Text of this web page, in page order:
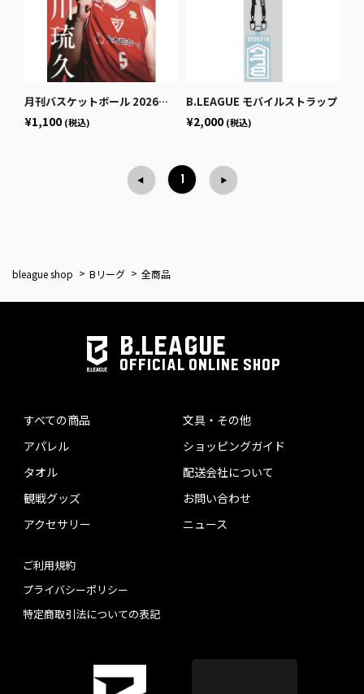
月刊バスケットボール 2026年1月号 (発売日2025年11月25日)
¥1,100 (税込)
B.LEAGUE モバイルストラップ
¥2,000 (税込)
1
bleague shop Bリーグ 全商品
B.LEAGUE
OFFICIAL ONLINE SHOP
すべての商品
アパレル
タオル
観戦グッズ
アクセサリー
文具・その他
ショッピングガイド
配送会社について
お問い合わせ
ニュース
ご利用規約
プライバシーポリシー
特定商取引法についての表記